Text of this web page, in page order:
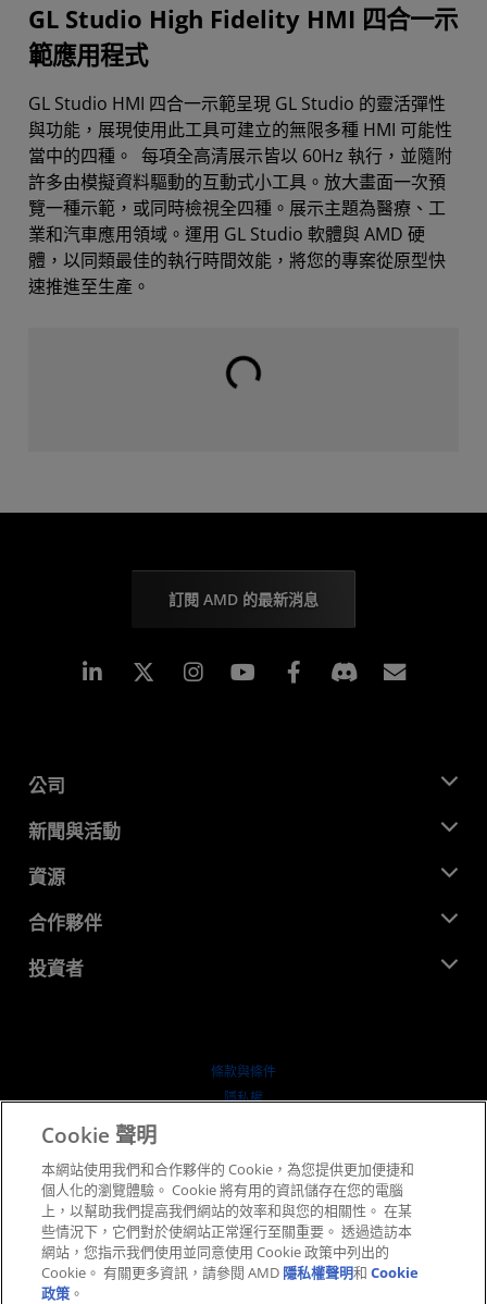
GL Studio High Fidelity HMI 四合一示
範應用程式
GL Studio HMI 四合一示範呈現 GL Studio 的靈活彈性
與功能，展現使用此工具可建立的無限多種 HMI 可能性
當中的四種。 每項全高清展示皆以 60Hz 執行，並隨附
許多由模擬資料驅動的互動式小工具。放大畫面一次預
覽一種示範，或同時檢視全四種。展示主題為醫療、工
業和汽車應用領域。運用 GL Studio 軟體與 AMD 硬
體，以同類最佳的執行時間效能，將您的專案從原型快
速推進至生產。
載入中...
訂閱 AMD 的最新消息
Linkedin Instagram Facebook
公司
關於 AMD
企業責任
招聘
聯絡我們
新聞與活動
新聞室
媒體庫
資源
開發者中心
案例研究
合作夥伴
AMD 合作夥伴中心
投資者
條款與條件
隱私權
公平公開競爭
英國稅務策略
Cookie 政策
Cookie 設定
Cookie 聲明
本網站使用我們和合作夥伴的 Cookie，為您提供更加便捷和
個人化的瀏覽體驗。 Cookie 將有用的資訊儲存在您的電腦
上，以幫助我們提高我們網站的效率和與您的相關性。 在某
些情況下，它們對於使網站正常運行至關重要。 透過造訪本
網站，您指示我們使用並同意使用 Cookie 政策中列出的
Cookie。 有關更多資訊，請參閱 AMD 隱私權聲明和Cookie
政策 。